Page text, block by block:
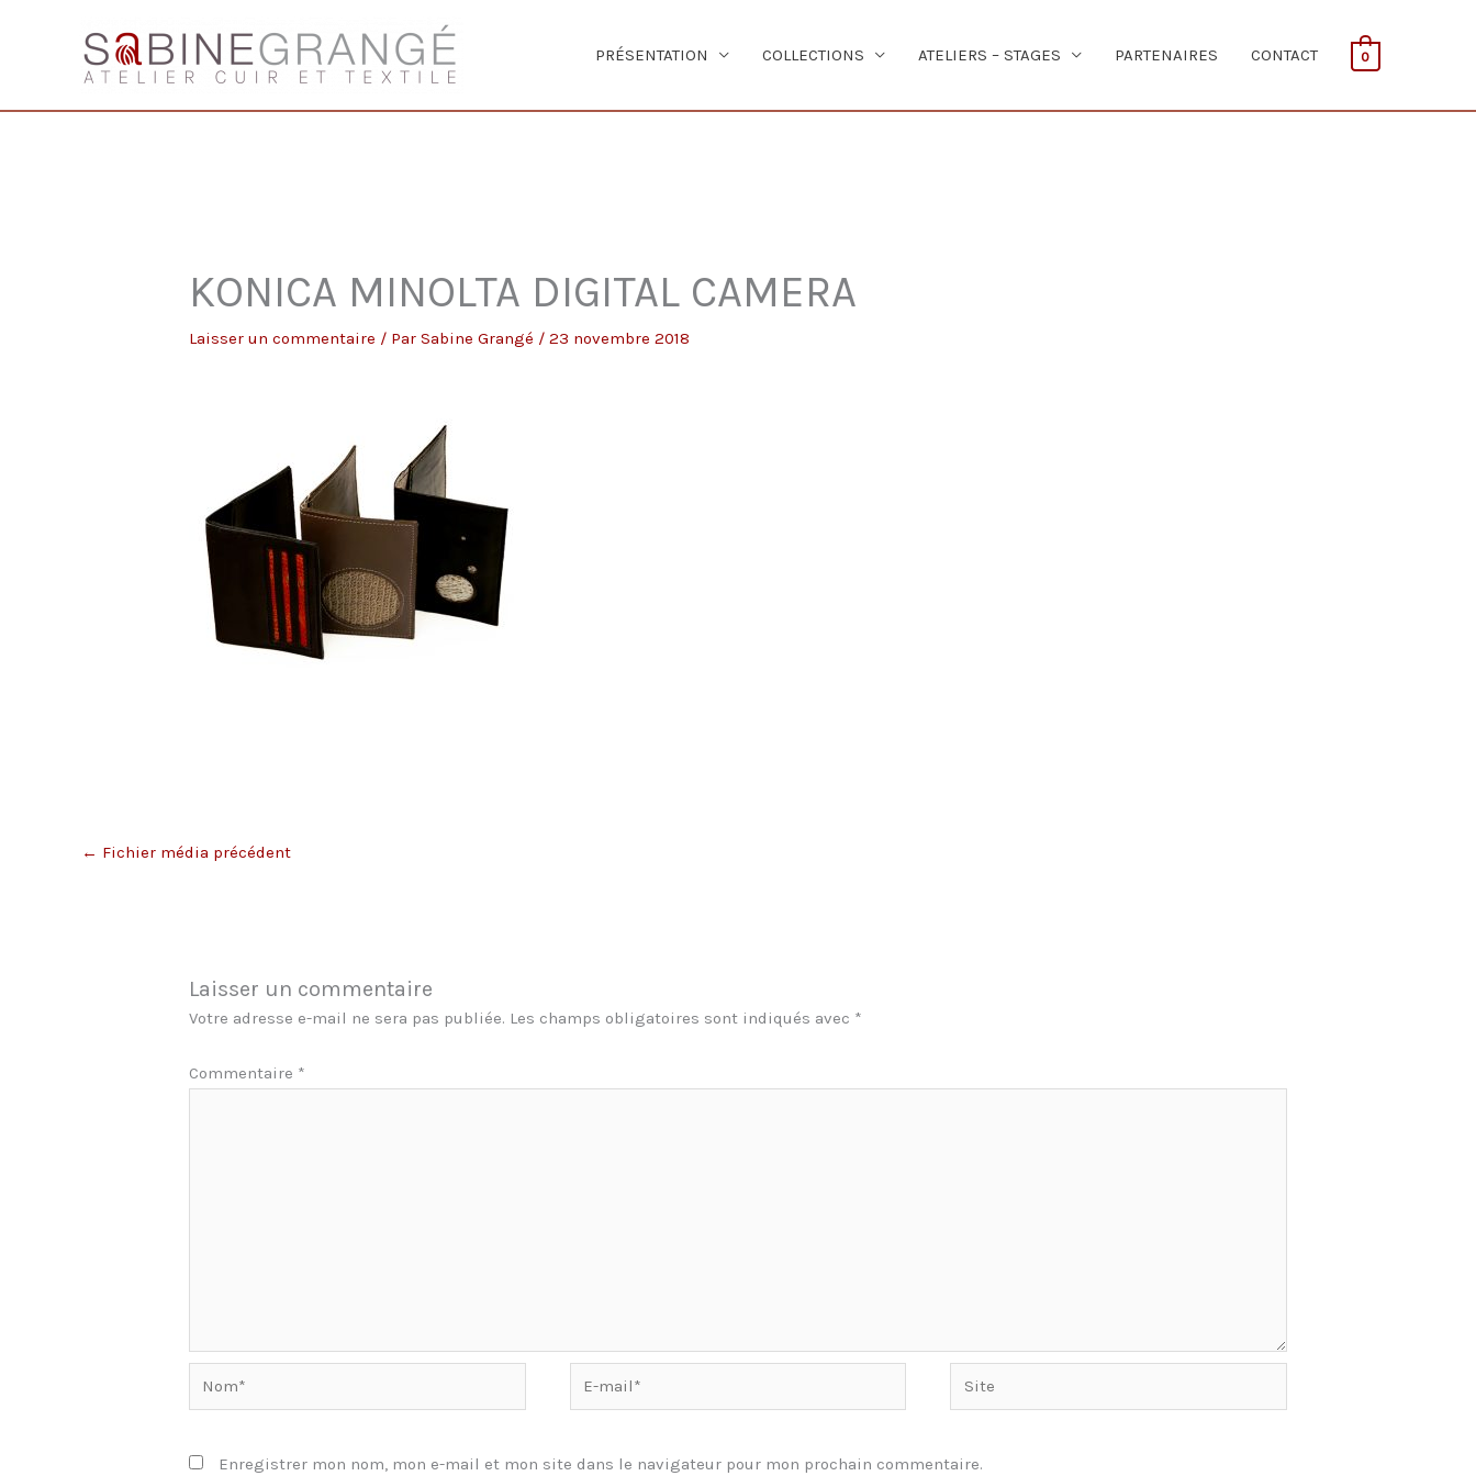
PRÉSENTATION COLLECTIONS ATELIERS – STAGES PARTENAIRES CONTACT 0
KONICA MINOLTA DIGITAL CAMERA
Laisser un commentaire / ParSabine Grangé /23 novembre 2018
← Fichier média précédent
Laisser un commentaire
Votre adresse e-mail ne sera pas publiée. Les champs obligatoires sont indiqués avec *
Commentaire *
mail*
Site
Enregistrer mon nom, mon e-mail et mon site dans le navigateur pour mon prochain commentaire.